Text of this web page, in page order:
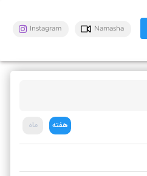
Instagram Namasha
هفته ماه